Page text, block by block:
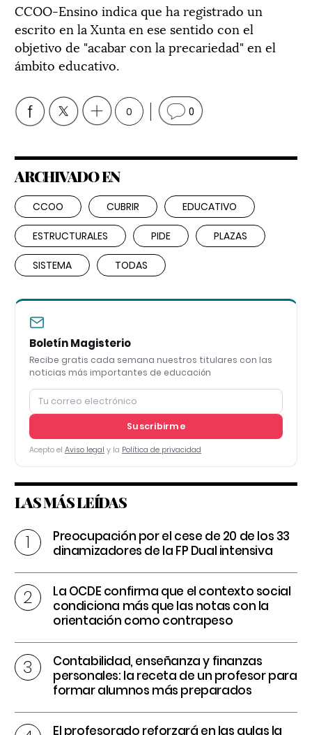
CCOO-Ensino indica que ha registrado un
escrito en la Xunta en ese sentido con el
objetivo de "acabar con la precariedad" en el
ámbito educativo.
0 0
ARCHIVADO EN
CCOO CUBRIR EDUCATIVO
ESTRUCTURALES PIDE PLAZAS
SISTEMA TODAS
Boletín Magisterio
Recibe gratis cada semana nuestros titulares con las
noticias más importantes de educación
Suscribirme
Acepto el Aviso legal y la Política de privacidad
LAS MÁS LEÍDAS
Preocupación por el cese de 20 de los 33
dinamizadores de la FP Dual intensiva
La OCDE confirma que el contexto social
condiciona más que las notas con la
orientación como contrapeso
Contabilidad, enseñanza y finanzas
personales: la receta de un profesor para
formar alumnos más preparados
El profesorado reforzará en las aulas la